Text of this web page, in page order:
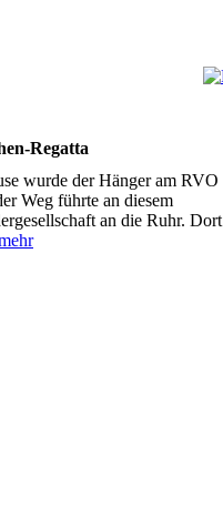
Regatta
wurde der Hänger am RVO
Weg führte an diesem
an die Ruhr. Dort